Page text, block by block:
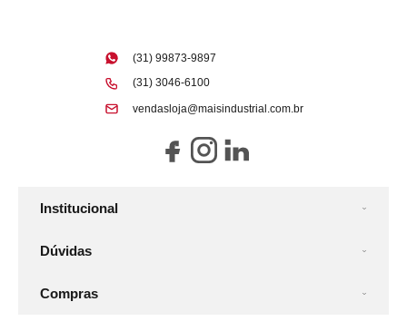
Institucional
Dúvidas
Compras
(31) 99873-9897
(31) 3046-6100
vendasloja@maisindustrial.com.br